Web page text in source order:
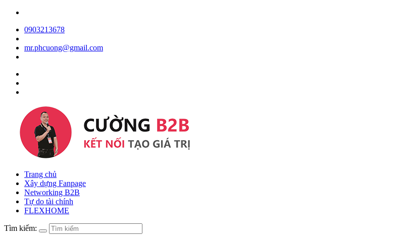
0903213678
mr.phcuong@gmail.com
Trang chủ
Xây dựng Fanpage
Networking B2B
Tự do tài chính
FLEXHOME
Tìm kiếm: